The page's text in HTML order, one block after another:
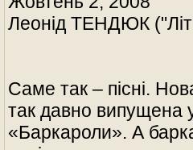
Леонід ТЕНДЮК
Саме так – пісні.
так давно випущена
«Баркароли». А